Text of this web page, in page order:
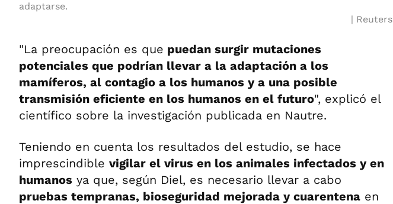
adaptarse.
Reuters
"La preocupación es que puedan surgir mutaciones
potenciales que podrían llevar a la adaptación a los
mamíferos, al contagio a los humanos y a una posible
transmisión eficiente en los humanos en el futuro", explicó el
científico sobre la investigación publicada en Nautre.
Teniendo en cuenta los resultados del estudio, se hace
imprescindible vigilar el virus en los animales infectados y en
humanos ya que, según Diel, es necesario llevar a cabo
pruebas tempranas, bioseguridad mejorada y cuarentena en